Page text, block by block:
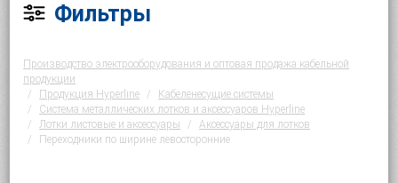
Фильтры
Производство электрооборудования и оптовая продажа кабельной
продукции
Продукция Hyperline
Кабеленесущие системы
Система металлических лотков и аксессуаров Hyperline
Лотки листовые и аксессуары
Аксессуары для лотков
Переходники по ширине левосторонние